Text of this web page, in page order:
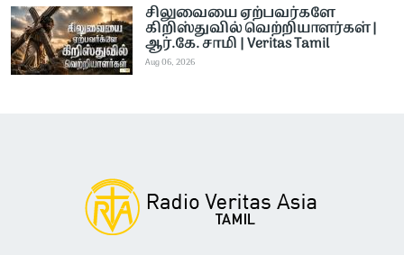
சிலுவையை ஏற்பவர்களே
கிறிஸ்துவில் வெற்றியாளர்கள் |
ஆர்.கே. சாமி | Veritas Tamil
Aug 06, 2026